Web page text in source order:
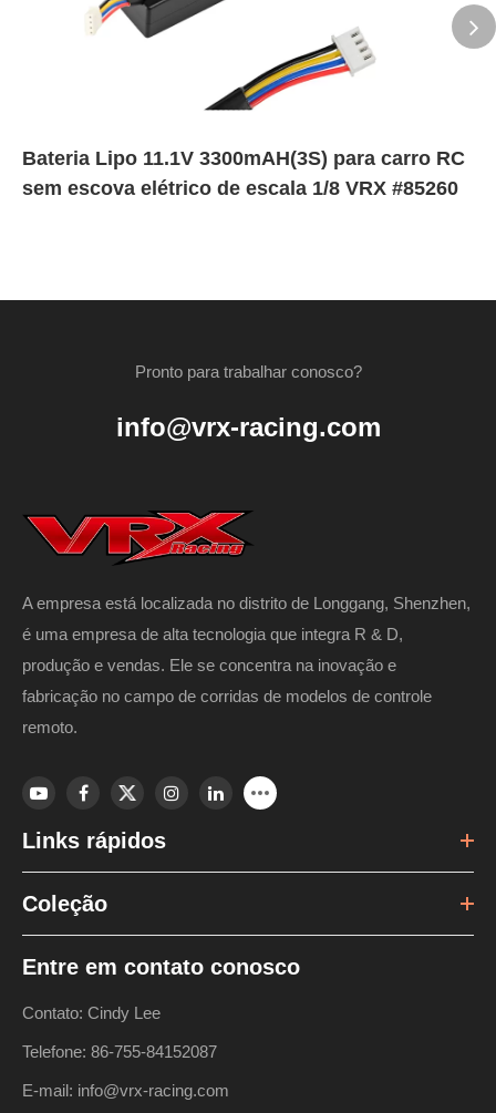
Bateria Lipo 11.1V 3300mAH(3S) para carro RC
sem escova elétrico de escala 1/8 VRX #85260
Pronto para trabalhar conosco?
info@vrx-racing.com
A empresa está localizada no distrito de Longgang, Shenzhen,
é uma empresa de alta tecnologia que integra R & D,
produção e vendas. Ele se concentra na inovação e
fabricação no campo de corridas de modelos de controle
remoto.
Links rápidos
Coleção
Entre em contato conosco
Contato: Cindy Lee
Telefone: 86-755-84152087
E-mail: info@vrx-racing.com